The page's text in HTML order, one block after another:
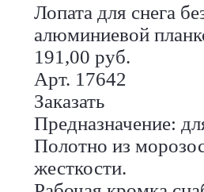
Лопата для снега
алюминиевой
191,00 руб.
Арт. 17642
Заказать
Предназначение:
Полотно из
жесткости.